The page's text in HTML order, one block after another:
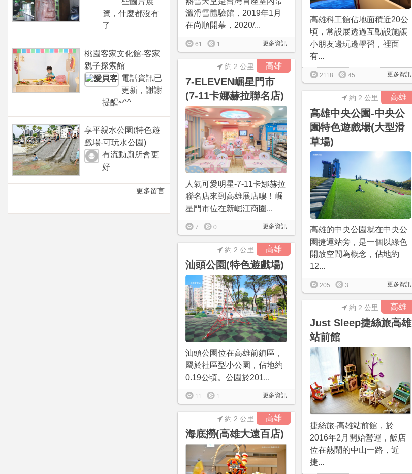
覽，什麼都沒有
了
桃園客家文化館-客家
親子探索館
電話資訊已
更新，謝謝
提醒~^^
享平親水公園(特色遊
戲場-可玩水公園)
有流動廁所會更
好
更多留言
溫滑雪體驗館，2019年1月
在尚順開幕，2020/...
更多資訊
61 1
高雄科工館佔地面積近20公
頃，常設展透過互動設施讓
小朋友邊玩邊學習，裡面
有...
更多資訊
2118 45
高雄
7-ELEVEN崛星門市
(7-11卡娜赫拉聯名店)
約 2 公里
人氣可愛明星-7-11卡娜赫拉
聯名店來到高雄展店嘍！崛
星門市位在新崛江商圈...
更多資訊
7 0
高雄
高雄中央公園-中央公
園特色遊戲場(大型滑
草場)
約 2 公里
高雄的中央公園就在中央公
園捷運站旁，是一個以綠色
開放空間為概念，佔地約
12...
更多資訊
205 3
高雄
汕頭公園(特色遊戲場)
約 2 公里
汕頭公園位在高雄前鎮區，
屬於社區型小公園，佔地約
0.19公頃。公園於201...
更多資訊
11 1
高雄
Just Sleep捷絲旅高雄
站前館
約 2 公里
捷絲旅-高雄站前館，於
2016年2月開始營運，飯店
位在熱鬧的中山一路，近
捷...
高雄
海底撈(高雄大遠百店)
約 2 公里